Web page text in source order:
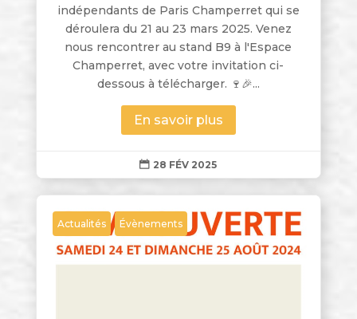
indépendants de Paris Champerret qui se
déroulera du 21 au 23 mars 2025. Venez
nous rencontrer au stand B9 à l'Espace
Champerret, avec votre invitation ci-
dessous à télécharger. 🍷🎉...
En savoir plus
 28 FÉV 2025
Actualités Évènements